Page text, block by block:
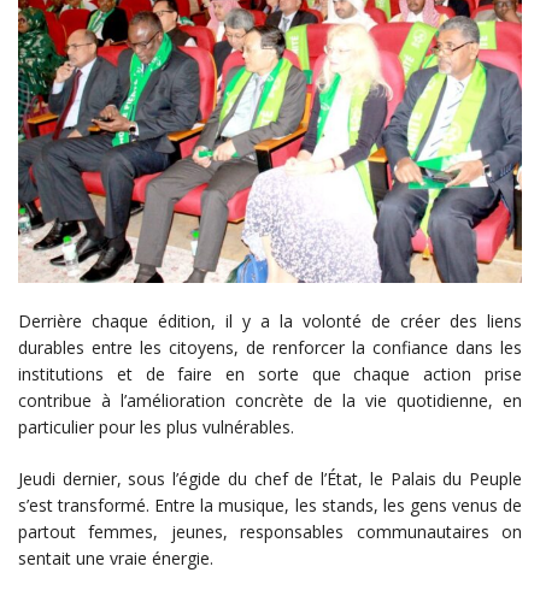
Derrière chaque édition, il y a la volonté de créer des liens
durables entre les citoyens, de renforcer la confiance dans les
institutions et de faire en sorte que chaque action prise
contribue à l’amélioration concrète de la vie quotidienne, en
particulier pour les plus vulnérables.
Jeudi dernier, sous l’égide du chef de l’État, le Palais du Peuple
s’est transformé. Entre la musique, les stands, les gens venus de
partout femmes, jeunes, responsables communautaires on
sentait une vraie énergie.